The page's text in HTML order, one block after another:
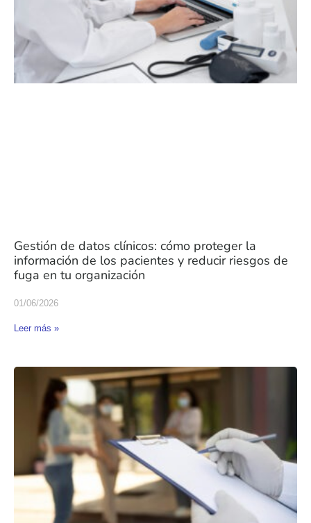
Gestión de datos clínicos: cómo proteger la
información de los pacientes y reducir riesgos de
fuga en tu organización
01/06/2026
Leer más »